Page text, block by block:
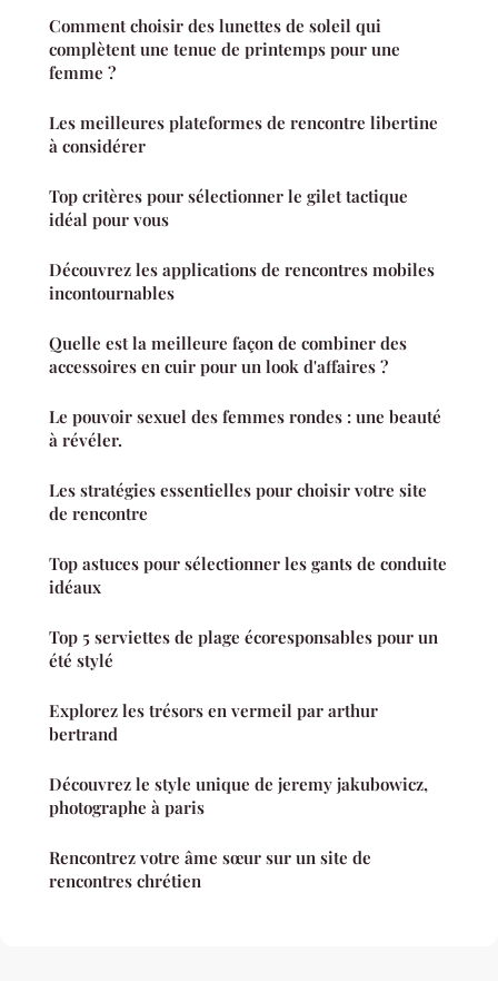
Comment choisir des lunettes de soleil qui
complètent une tenue de printemps pour une
femme ?
Les meilleures plateformes de rencontre libertine
à considérer
Top critères pour sélectionner le gilet tactique
idéal pour vous
Découvrez les applications de rencontres mobiles
incontournables
Quelle est la meilleure façon de combiner des
accessoires en cuir pour un look d'affaires ?
Le pouvoir sexuel des femmes rondes : une beauté
à révéler.
Les stratégies essentielles pour choisir votre site
de rencontre
Top astuces pour sélectionner les gants de conduite
idéaux
Top 5 serviettes de plage écoresponsables pour un
été stylé
Explorez les trésors en vermeil par arthur
bertrand
Découvrez le style unique de jeremy jakubowicz,
photographe à paris
Rencontrez votre âme sœur sur un site de
rencontres chrétien